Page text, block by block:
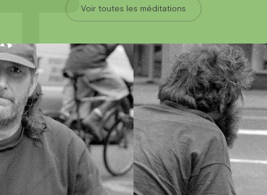
Voir toutes les méditations